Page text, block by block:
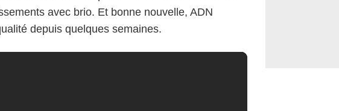
avec brio. Et bonne nouvelle, ADN
depuis quelques semaines.